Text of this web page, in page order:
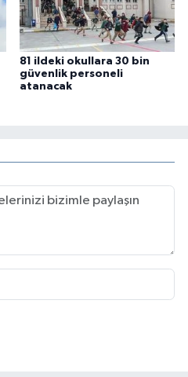
81 ildeki okullara 30 bin
güvenlik personeli
atanacak